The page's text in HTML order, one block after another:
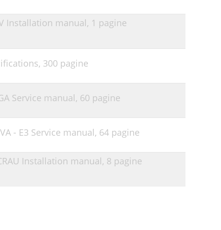
Installation manual, 1 pagine
300 pagine
Service manual, 60 pagine
- E3 Service manual, 64 pagine
Installation manual, 8 pagine